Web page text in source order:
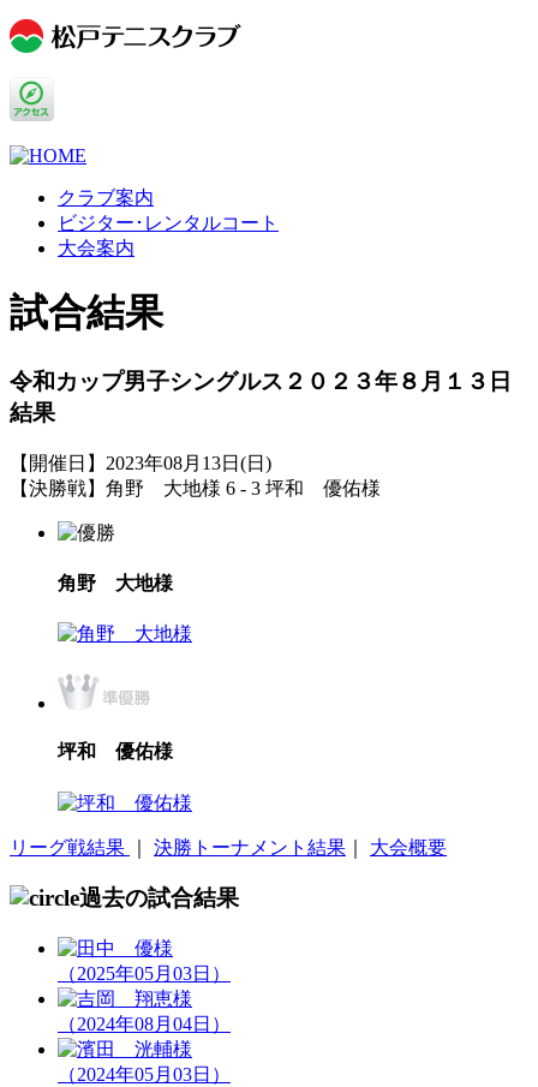
クラブ案内
ビジター･レンタルコート
大会案内
試合結果
令和カップ男子シングルス２０２３年８月１３日
結果
【開催日】2023年08月13日(日)
【決勝戦】角野 大地様 6 - 3 坪和 優佑様
角野 大地様
坪和 優佑様
リーグ戦結果 決勝トーナメント結果 大会概要
過去の試合結果
（2025年05月03日）
（2024年08月04日）
（2024年05月03日）